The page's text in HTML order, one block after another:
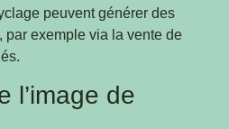
peuvent générer des
par exemple via la vente de
l’image de